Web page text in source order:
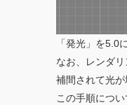
「発光」を5.0
なお、レンダ
補間されて光が
この手順につ